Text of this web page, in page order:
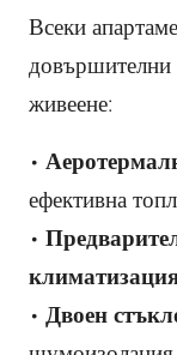
Всеки
довършителни
живеене:
•
ефективна
•
• Двоен